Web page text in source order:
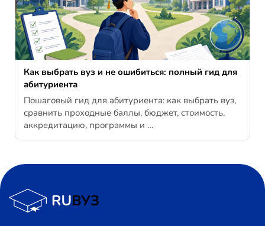
Как выбрать вуз и не ошибиться: полный гид для
абитуриента
Пошаговый гид для абитуриента: как выбрать вуз,
сравнить проходные баллы, бюджет, стоимость,
аккредитацию, программы и …